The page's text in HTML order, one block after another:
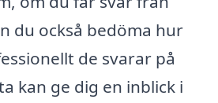
du också bedöma hur
de svarar på
kan ge dig en inblick i